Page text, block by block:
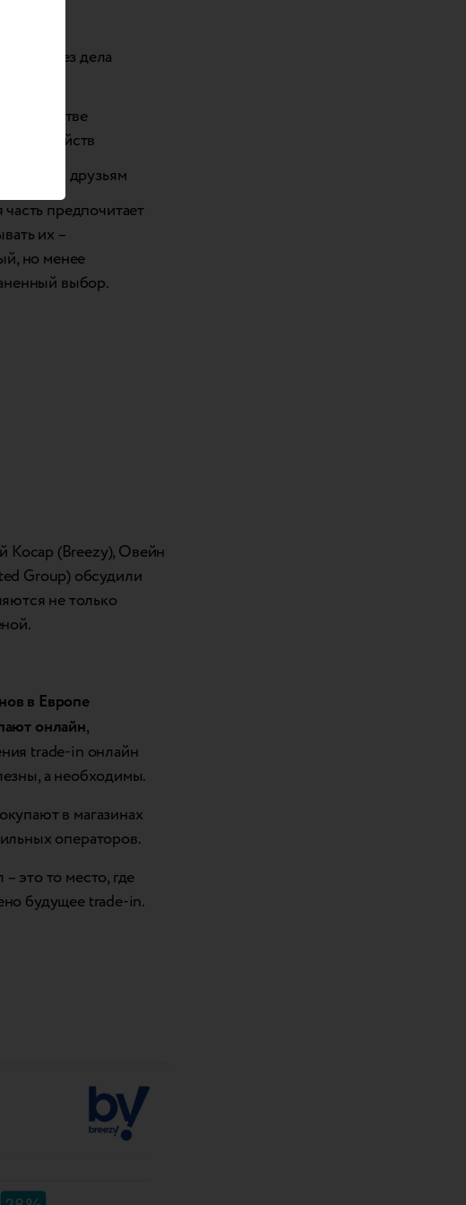
их без дела
в качестве
устройств
семье или друзьям
предпочитает
их –
но менее
выбор.
Косар (Breezy), Овейн
Group) обсудили
не только
в Европе
онлайн,
trade-in онлайн
а необходимы.
в магазинах
операторов.
это то место, где
будущее trade-in.